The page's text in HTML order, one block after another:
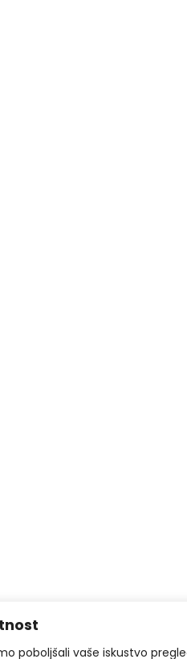
poboljšali vaše iskustvo